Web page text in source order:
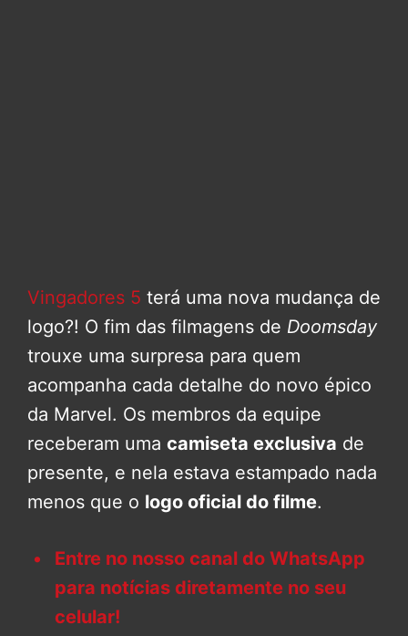
Vingadores 5 terá uma nova mudança de
logo?! O fim das filmagens de Doomsday
trouxe uma surpresa para quem
acompanha cada detalhe do novo épico
da Marvel. Os membros da equipe
receberam uma camiseta exclusiva de
presente, e nela estava estampado nada
menos que o logo oficial do filme.
Entre no nosso canal do WhatsApp
para notícias diretamente no seu
celular!